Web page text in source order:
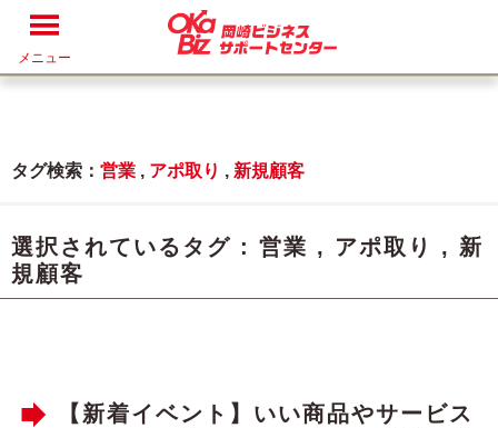
メニュー
タグ検索： 営業 , アポ取り , 新規顧客
選択されているタグ : 営業 , アポ取り , 新
規顧客
【新着イベント】いい商品やサービス